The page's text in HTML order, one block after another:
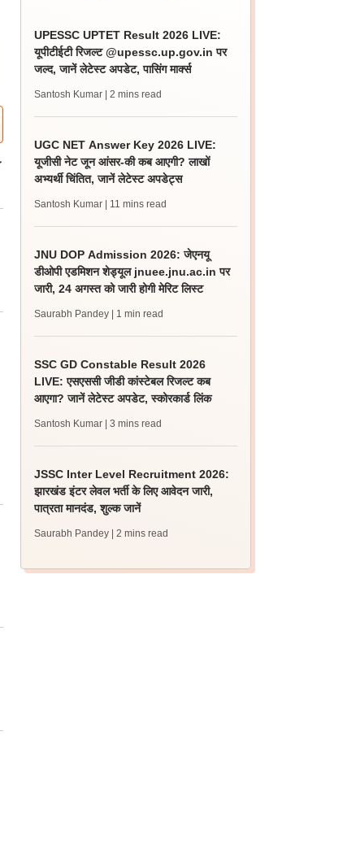
UPESSC UPTET Result 2026 LIVE:
यूपीटीईटी रिजल्ट @upessc.up.gov.in पर
जल्द, जानें लेटेस्ट अपडेट, पासिंग मार्क्स
Santosh Kumar | 2 mins read
UGC NET Answer Key 2026 LIVE:
यूजीसी नेट जून आंसर-की कब आएगी? लाखों
अभ्यर्थी चिंतित, जानें लेटेस्ट अपडेट्स
Santosh Kumar | 11 mins read
JNU DOP Admission 2026: जेएनयू
डीओपी एडमिशन शेड्यूल jnuee.jnu.ac.in पर
जारी, 24 अगस्त को जारी होगी मेरिट लिस्ट
Saurabh Pandey | 1 min read
SSC GD Constable Result 2026
LIVE: एसएससी जीडी कांस्टेबल रिजल्ट कब
आएगा? जानें लेटेस्ट अपडेट, स्कोरकार्ड लिंक
Santosh Kumar | 3 mins read
JSSC Inter Level Recruitment 2026:
झारखंड इंटर लेवल भर्ती के लिए आवेदन जारी,
पात्रता मानदंड, शुल्क जानें
Saurabh Pandey | 2 mins read